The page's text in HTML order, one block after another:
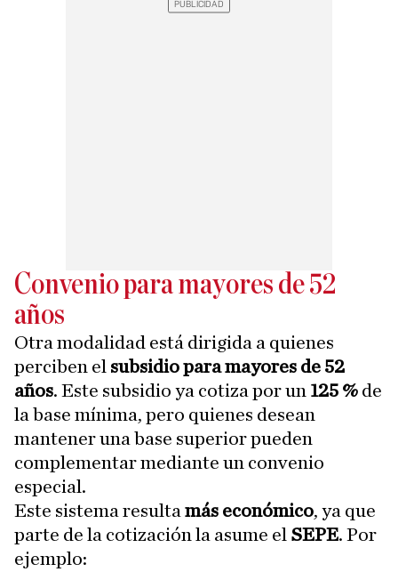
Convenio para mayores de 52
años
Otra modalidad está dirigida a quienes
perciben el subsidio para mayores de 52
años. Este subsidio ya cotiza por un 125 % de
la base mínima, pero quienes desean
mantener una base superior pueden
complementar mediante un convenio
especial.
Este sistema resulta más económico, ya que
parte de la cotización la asume el SEPE. Por
ejemplo: